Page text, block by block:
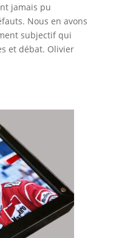
jamais pu
Nous en avons
subjectif qui
et débat. Olivier